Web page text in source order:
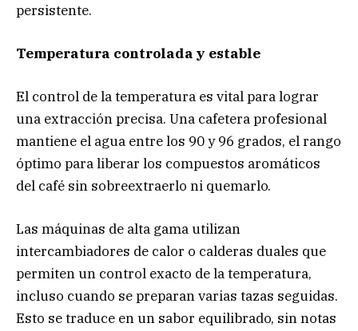
persistente.
Temperatura controlada y estable
El control de la temperatura es vital para lograr
una extracción precisa. Una cafetera profesional
mantiene el agua entre los 90 y 96 grados, el rango
óptimo para liberar los compuestos aromáticos
del café sin sobreextraerlo ni quemarlo.
Las máquinas de alta gama utilizan
intercambiadores de calor o calderas duales que
permiten un control exacto de la temperatura,
incluso cuando se preparan varias tazas seguidas.
Esto se traduce en un sabor equilibrado, sin notas